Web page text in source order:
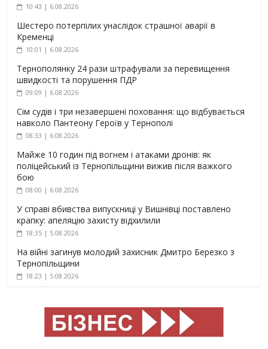
10:43 | 6.08.2026
Шестеро потерпілих унаслідок страшної аварії в
Кременці
10:01 | 6.08.2026
Тернополянку 24 рази штрафували за перевищення
швидкості та порушення ПДР
09:09 | 6.08.2026
Сім судів і три незавершені поховання: що відбувається
навколо Пантеону Героїв у Тернополі
08:33 | 6.08.2026
Майже 10 годин під вогнем і атаками дронів: як
поліцейський із Тернопільщини вижив після важкого
бою
08:00 | 6.08.2026
У справі вбивства випускниці у Вишнівці поставлено
крапку: апеляцію захисту відхилили
18:35 | 5.08.2026
На війні загинув молодий захисник Дмитро Березко з
Тернопільщини
18:23 | 5.08.2026